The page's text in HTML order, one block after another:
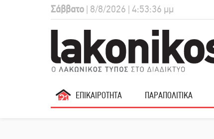
Σάββατο | 8/8/2026 | 4:53:37 μμ
ΕΠΙΚΑΙΡΟΤΗΤΑ ΠΑΡΑΠΟΛΙΤΙΚΑ